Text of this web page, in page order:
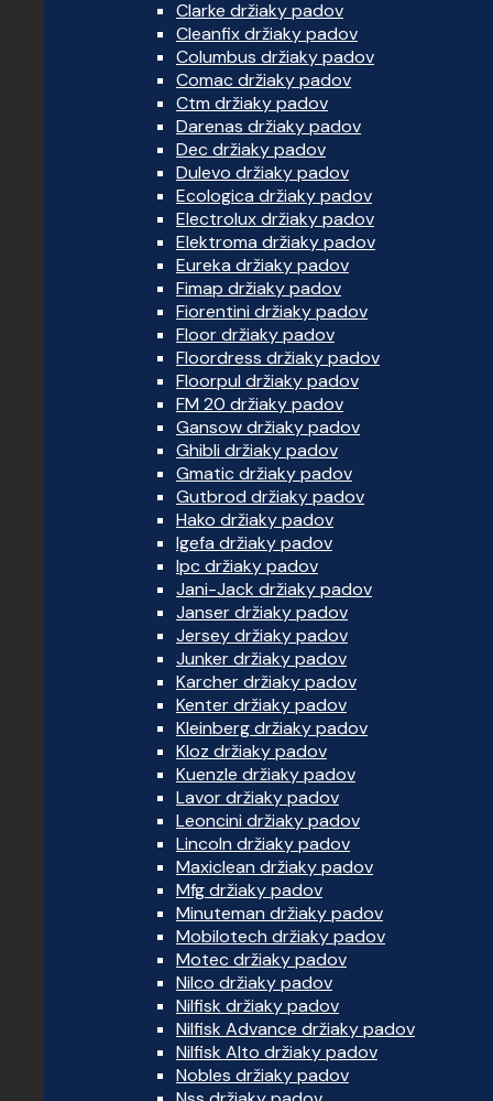
Clarke držiaky padov
Cleanfix držiaky padov
Columbus držiaky padov
Comac držiaky padov
Ctm držiaky padov
Darenas držiaky padov
Dec držiaky padov
Dulevo držiaky padov
Ecologica držiaky padov
Electrolux držiaky padov
Elektroma držiaky padov
Eureka držiaky padov
Fimap držiaky padov
Fiorentini držiaky padov
Floor držiaky padov
Floordress držiaky padov
Floorpul držiaky padov
FM 20 držiaky padov
Gansow držiaky padov
Ghibli držiaky padov
Gmatic držiaky padov
Gutbrod držiaky padov
Hako držiaky padov
Igefa držiaky padov
Ipc držiaky padov
Jani-Jack držiaky padov
Janser držiaky padov
Jersey držiaky padov
Junker držiaky padov
Karcher držiaky padov
Kenter držiaky padov
Kleinberg držiaky padov
Kloz držiaky padov
Kuenzle držiaky padov
Lavor držiaky padov
Leoncini držiaky padov
Lincoln držiaky padov
Maxiclean držiaky padov
Mfg držiaky padov
Minuteman držiaky padov
Mobilotech držiaky padov
Motec držiaky padov
Nilco držiaky padov
Nilfisk držiaky padov
Nilfisk Advance držiaky padov
Nilfisk Alto držiaky padov
Nobles držiaky padov